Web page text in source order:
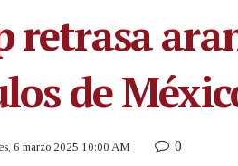
retrasa
de
6 marzo 2025 10:00 AM 0